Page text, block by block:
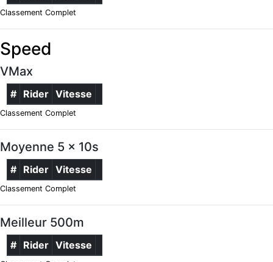
Classement Complet
Speed
VMax
# Rider Vitesse
Classement Complet
Moyenne 5 x 10s
# Rider Vitesse
Classement Complet
Meilleur 500m
# Rider Vitesse